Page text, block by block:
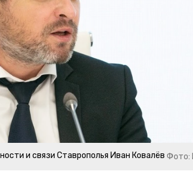
и связи Ставрополья Иван Ковалёв Фото: